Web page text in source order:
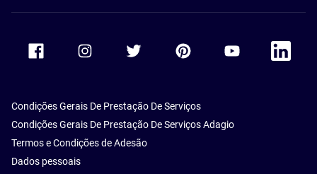
Accor Facebook Accor TwitterAccor PinterestAccor Youtube
Accor
Condições Gerais De Prestação De Serviços
Condições Gerais De Prestação De Serviços Adagio
Termos e Condições de Adesão
Dados pessoais